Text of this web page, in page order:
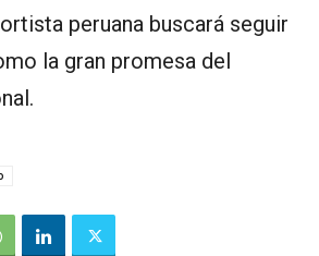
peruana buscará seguir
la gran promesa del